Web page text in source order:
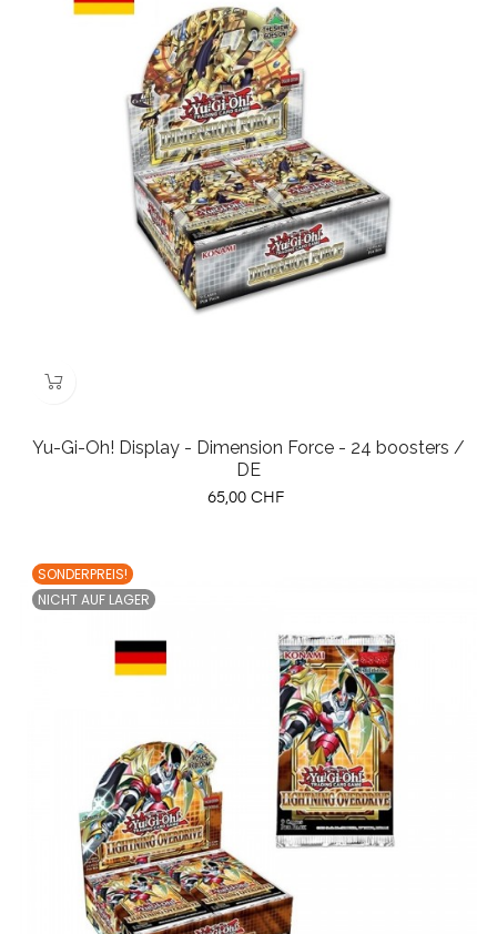
Yu-Gi-Oh! Display - Dimension Force - 24 boosters /
DE
Preis
65,00 CHF
SONDERPREIS!
NICHT AUF LAGER